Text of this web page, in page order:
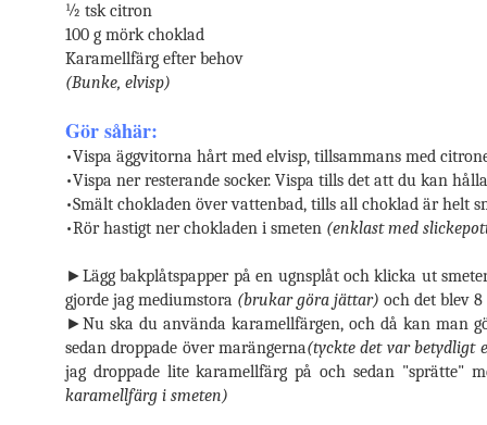
½ tsk citron
100 g mörk choklad
Karamellfärg efter behov
(Bunke, elvisp)
Gör såhär:
•Vispa äggvitorna hårt med elvisp, tillsammans med
•Vispa ner resterande socker. Vispa tills det att du kan
•Smält chokladen över vattenbad, tills all choklad är helt
•Rör hastigt ner chokladen i smeten (enklast med
►Lägg bakplåtspapper på en ugnsplåt och klicka ut
gjorde jag mediumstora (brukar göra jättar) och det blev 8
►Nu ska du använda karamellfärgen, och då kan man
sedan droppade över marängerna(tyckte det var betydligt
jag droppade lite karamellfärg på och sedan "sprätte"
karamellfärg i smeten)